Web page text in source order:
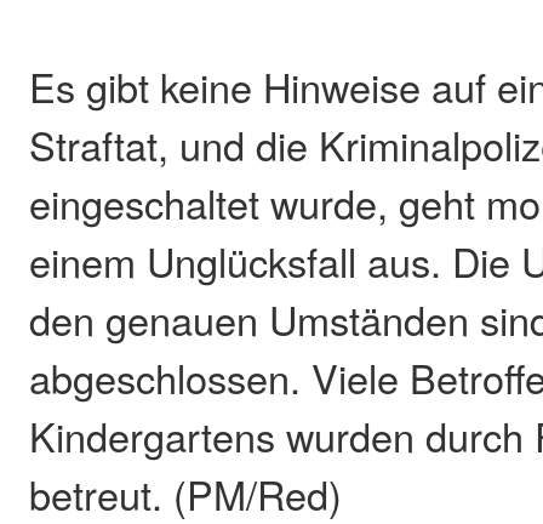
Es gibt keine Hinweise auf
Straftat, und die
eingeschaltet wurde, geht
einem Unglücksfall aus. Die
den genauen Umständen
abgeschlossen. Viele
Kindergartens wurden durch
betreut. (PM/Red)